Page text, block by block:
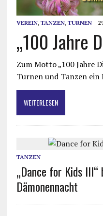
VEREIN, TANZEN, TURNEN
„100 Jahre
Zum Motto „100 Jahre
Turnen und Tanzen
WEITERLESEN
TANZEN
„Dance for Kids
Dämonennacht